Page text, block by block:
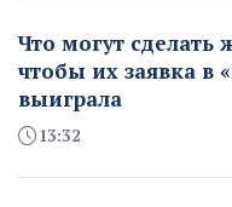
Что могут сделать
чтобы их заявка в
выиграла
13:32